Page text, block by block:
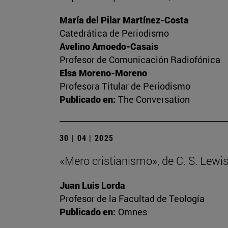
María del Pilar Martínez-Costa
Catedrática de Periodismo
Avelino Amoedo-Casais
Profesor de Comunicación Radiofónica
Elsa Moreno-Moreno
Profesora Titular de Periodismo
Publicado en: The Conversation
30 | 04 | 2025
«Mero cristianismo», de C. S. Lewis
Juan Luis Lorda
Profesor de la Facultad de Teología
Publicado en: Omnes